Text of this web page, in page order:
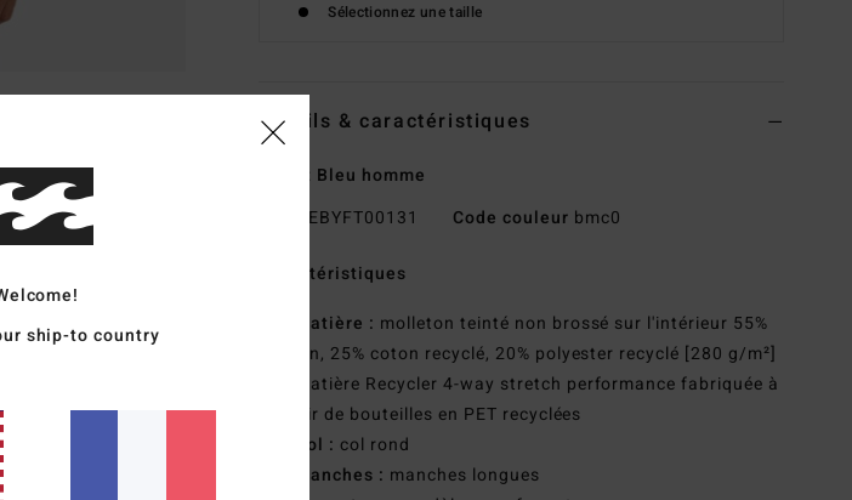
Sélectionnez une taille
Details & caractéristiques
Sweat Bleu homme
EBYFT00131 Code couleur bmc0
Caractéristiques
Matière : molleton teinté non brossé sur l'intérieur 55%
coton, 25% coton recyclé, 20% polyester recyclé [280 g/m²]
Matière Recycler 4-way stretch performance fabriquée à
partir de bouteilles en PET recyclées
Col : col rond
Manches : manches longues
ship-to country